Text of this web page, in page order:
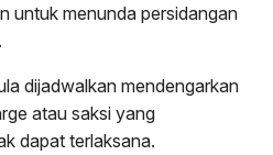
untuk menunda persidangan
dijadwalkan mendengarkan
atau saksi yang
dapat terlaksana.